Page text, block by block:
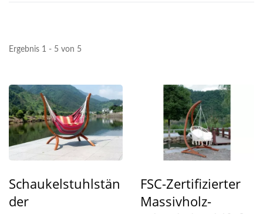
Ergebnis 1 - 5 von 5
Schaukelstuhlstän
Der
FSC-Zertifizierter
Massivholz-